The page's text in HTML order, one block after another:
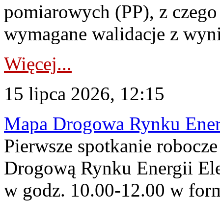
pomiarowych (PP), z
wymagane walidacje z
Więcej...
15 lipca 2026, 12:15
Mapa Drogowa Rynku
Pierwsze spotkanie
Drogową Rynku Energii
w godz. 10.00-12.00 w